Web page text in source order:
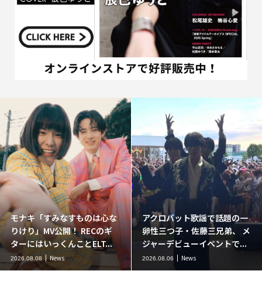
で話題の一
三兄弟、 メ
ベントで...
川野夏美、新曲「カクテル」
リリース記念イベント開催！
デビュー27年分の全カタロ...
2026.08.06 News
二見颯一の人
『やまステ』
ゲスト出演。